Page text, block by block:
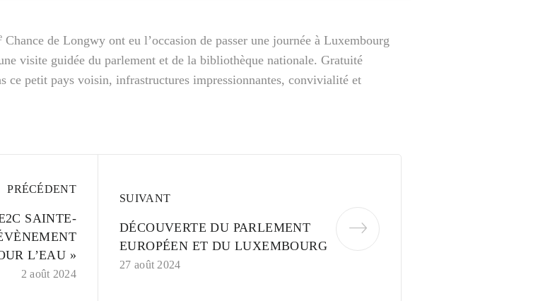
Chance de Longwy ont eu l’occasion de passer une journée à Luxembourg
visite guidée du parlement et de la bibliothèque nationale. Gratuité
ce petit pays voisin, infrastructures impressionnantes, convivialité et
PRÉCÉDENT
SAINTE-
L’EAU »
2 août 2024
SUIVANT
DÉCOUVERTE DU PARLEMENT
EUROPÉEN ET DU LUXEMBOURG
27 août 2024